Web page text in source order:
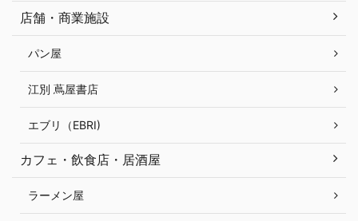
店舗・商業施設
パン屋
江別 蔦屋書店
エブリ（EBRI)
カフェ・飲食店・居酒屋
ラーメン屋